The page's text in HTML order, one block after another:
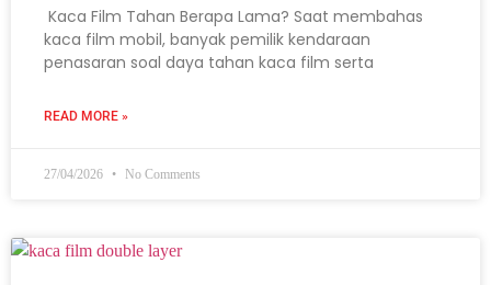
Kaca Film Tahan Berapa Lama? Saat membahas
kaca film mobil, banyak pemilik kendaraan
penasaran soal daya tahan kaca film serta
READ MORE »
27/04/2026 No Comments